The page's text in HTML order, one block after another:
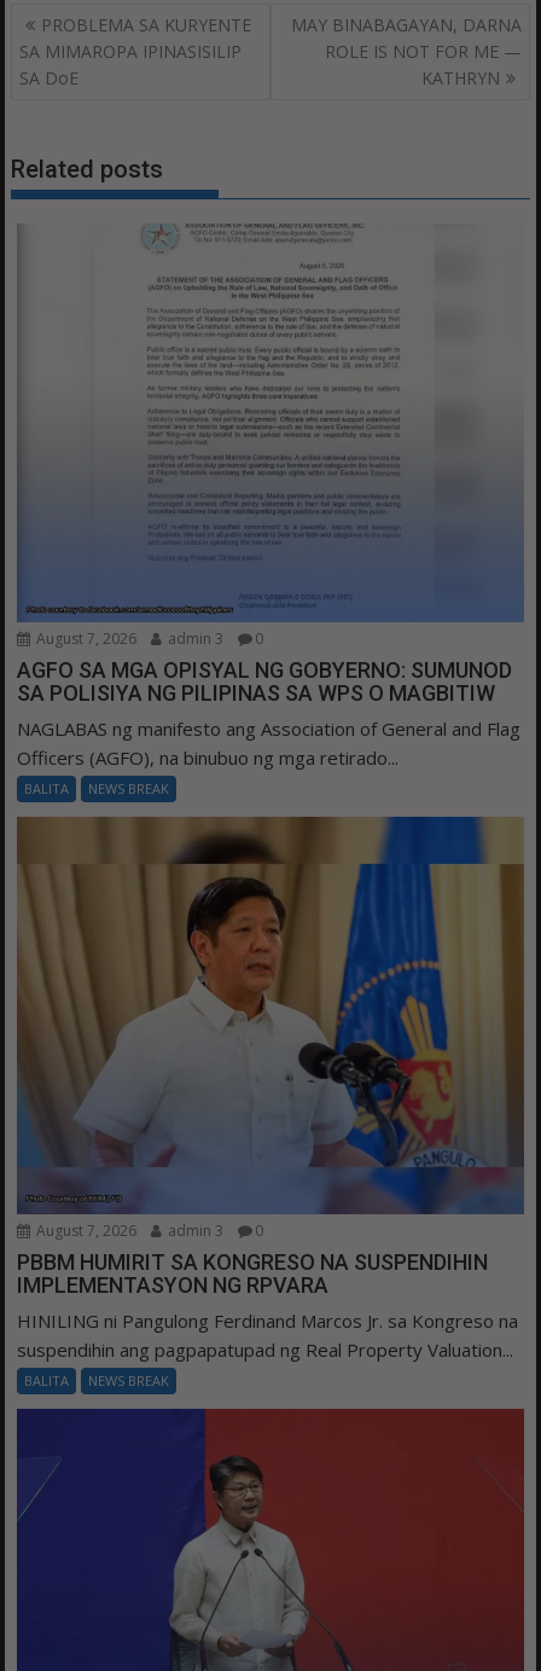
Post
navigation
PROBLEMA SA KURYENTE
SA MIMAROPA IPINASISILIP
SA DoE
MAY BINABAGAYAN, DARNA
ROLE IS NOT FOR ME —
KATHRYN
Related posts
August 7, 2026 admin 3 0
AGFO SA MGA OPISYAL NG GOBYERNO: SUMUNOD
SA POLISIYA NG PILIPINAS SA WPS O MAGBITIW
NAGLABAS ng manifesto ang Association of General and Flag
Officers (AGFO), na binubuo ng mga retirado...
BALITA NEWS BREAK
August 7, 2026 admin 3 0
PBBM HUMIRIT SA KONGRESO NA SUSPENDIHIN
IMPLEMENTASYON NG RPVARA
HINILING ni Pangulong Ferdinand Marcos Jr. sa Kongreso na
suspendihin ang pagpapatupad ng Real Property Valuation...
BALITA NEWS BREAK